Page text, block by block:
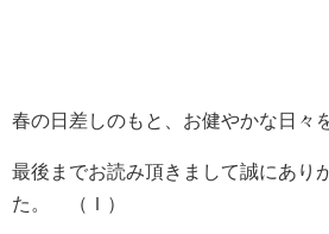
春の日差しのもと、お健やかな日々
最後までお読み頂きまして誠にあり
た。 （Ｉ）